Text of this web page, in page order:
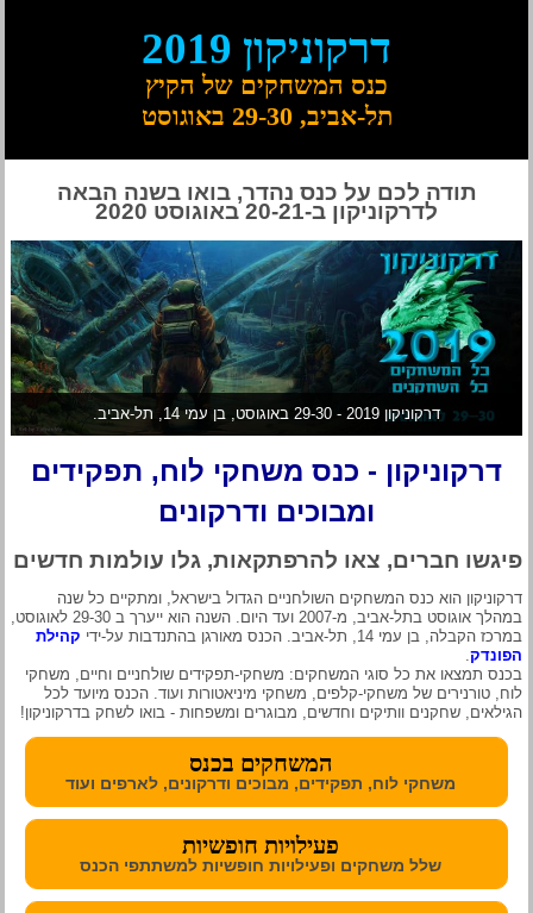
דרקוניקון 2019
כנס המשחקים של הקיץ
תל-אביב, 29-30 באוגוסט
תודה לכם על כנס נהדר, בואו בשנה הבאה
לדרקוניקון ב-20-21 באוגוסט 2020
דרקוניקון 2019 - 29-30 באוגוסט, בן עמי 14, תל-אביב.
דרקוניקון - כנס משחקי לוח, תפקידים
ומבוכים ודרקונים
פיגשו חברים, צאו להרפתקאות, גלו עולמות חדשים
דרקוניקון הוא כנס המשחקים השולחניים הגדול בישראל, ומתקיים כל שנה
במהלך אוגוסט בתל-אביב, מ-2007 ועד היום. השנה הוא ייערך ב 29-30 לאוגוסט,
במרכז הקבלה, בן עמי 14, תל-אביב. הכנס מאורגן בהתנדבות על-ידי
קהילת
הפונדק.
בכנס תמצאו את כל סוגי המשחקים: משחקי-תפקידים שולחניים וחיים, משחקי
לוח, טורנירים של משחקי-קלפים, משחקי מיניאטורות ועוד. הכנס מיועד לכל
הגילאים, שחקנים וותיקים וחדשים, מבוגרים ומשפחות - בואו לשחק בדרקוניקון!
המשחקים בכנס
משחקי לוח, תפקידים, מבוכים ודרקונים, לארפים ועוד
פעילויות חופשיות
שלל משחקים ופעילויות חופשיות למשתתפי הכנס